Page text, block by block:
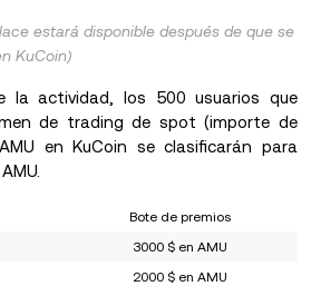
estará disponible después de que se
KuCoin)
la actividad, los 500 usuarios que
de trading de spot (importe de
en KuCoin se clasificarán para
Bote de premios
3000 $ en AMU
2000 $ en AMU